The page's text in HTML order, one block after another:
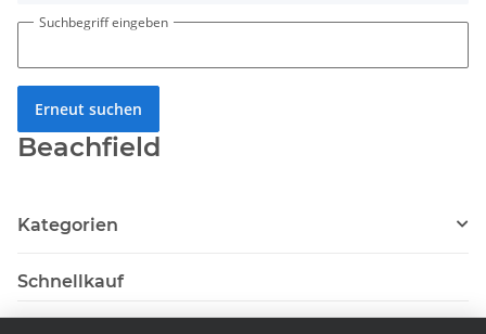
Suchbegriff eingeben
Erneut suchen
Beachfield
Kategorien
Schnellkauf